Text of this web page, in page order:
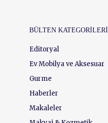
BÜLTEN KATEGORILERI
Editoryal
Ev Mobilya ve Aksesuar
Gurme
Haberler
Makaleler